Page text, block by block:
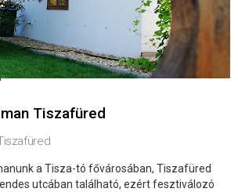
Tiszafüred
a Tisza-tó fővárosában, Tiszafüred
utcában található, ezért fesztiválozó